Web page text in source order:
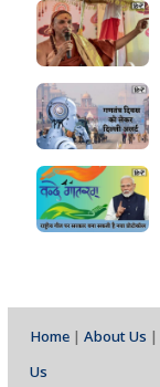
Home| About Us |
Us